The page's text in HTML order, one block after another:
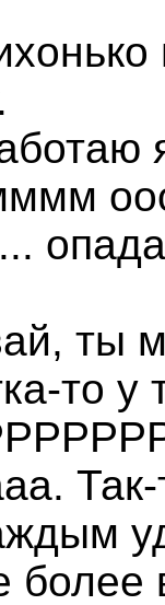
ты
то у